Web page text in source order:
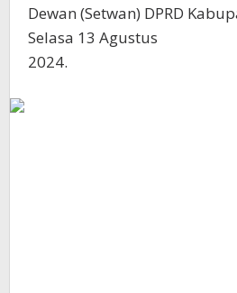
Dewan (Setwan) DPRD
Selasa 13 Agustus
2024.